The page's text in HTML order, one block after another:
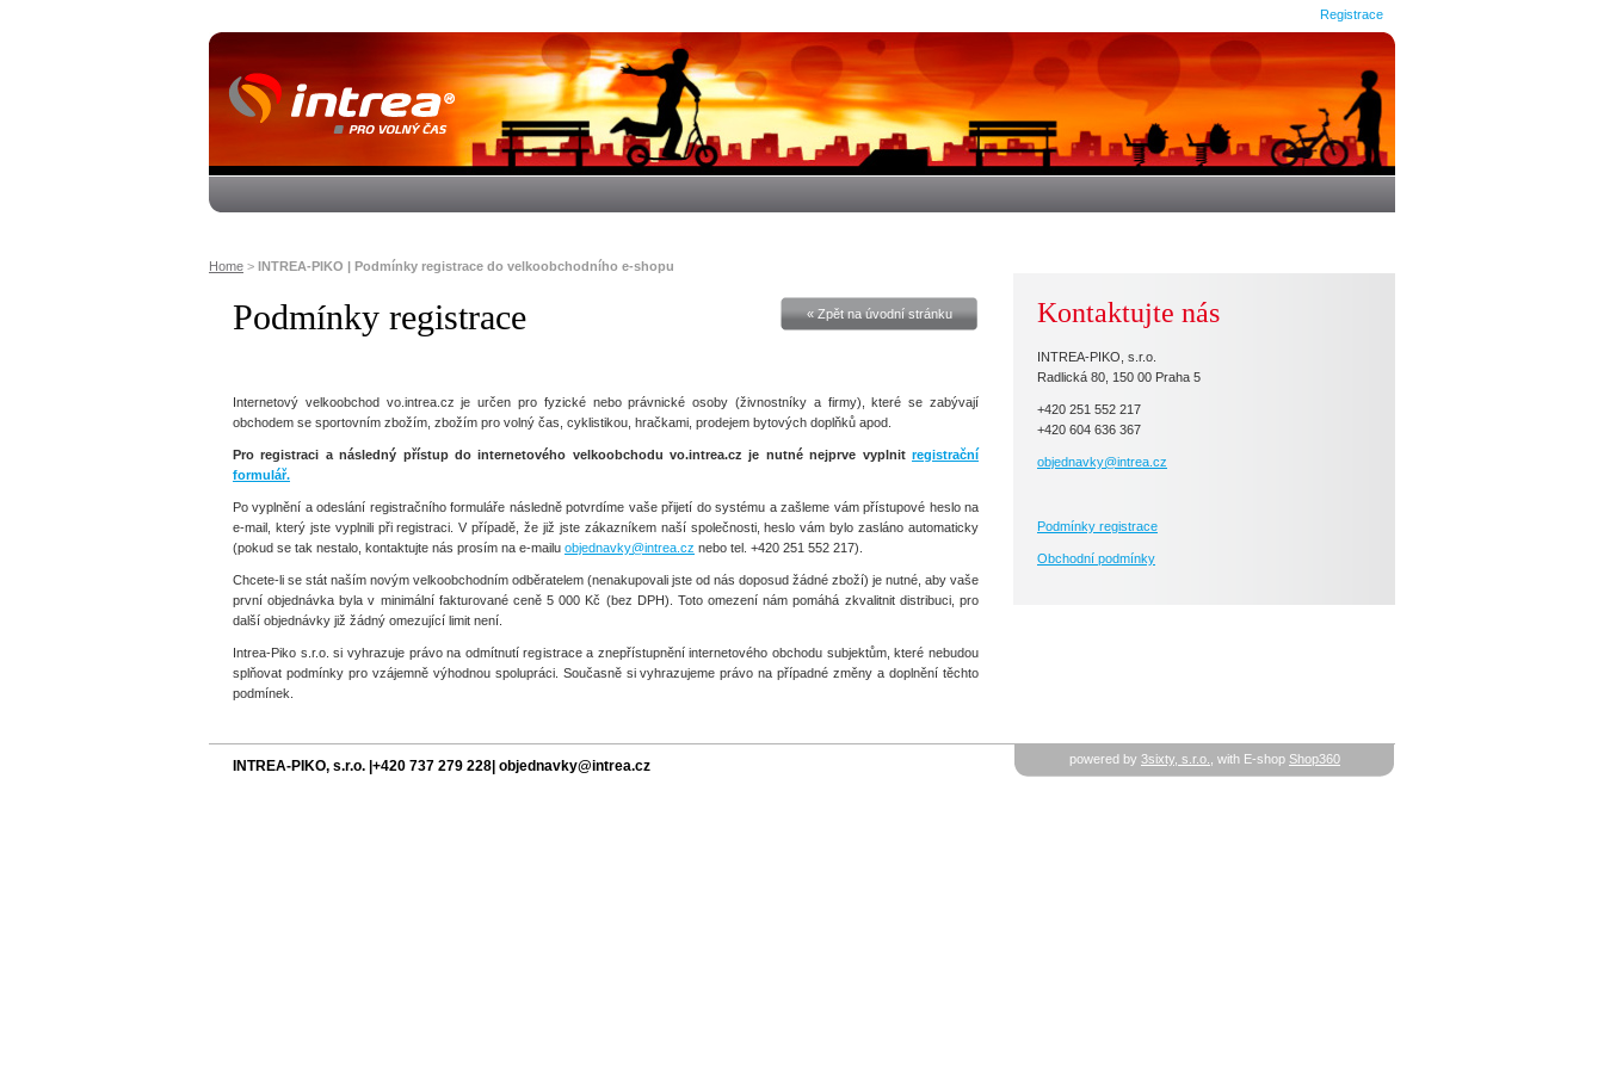
Úvodní stránka - Intrea-Piko s.r.o.
Registrace
Home > INTREA-PIKO | Podmínky registrace do velkoobchodního e-shopu
Podmínky registrace
Internetový velkoobchod vo.intrea.cz je určen pro fyzické nebo právnické osoby (živnostníky a firmy), které se zabývají
obchodem se sportovním zbožím, zbožím pro volný čas, cyklistikou, hračkami, prodejem bytových doplňků apod.
Pro registraci a následný přístup do internetového velkoobchodu vo.intrea.cz je nutné nejprve vyplnit registrační
formulář.
Po vyplnění a odeslání registračního formuláře následně potvrdíme vaše přijetí do systému a zašleme vám přístupové heslo na
e-mail, který jste vyplnili při registraci. V případě, že již jste zákazníkem naší společnosti, heslo vám bylo zasláno automaticky
(pokud se tak nestalo, kontaktujte nás prosím na e-mailu objednavky@intrea.cz nebo tel. +420 251 552 217).
Chcete-li se stát naším novým velkoobchodním odběratelem (nenakupovali jste od nás doposud žádné zboží) je nutné, aby vaše
první objednávka byla v minimální fakturované ceně 5 000 Kč (bez DPH). Toto omezení nám pomáhá zkvalitnit distribuci, pro
další objednávky již žádný omezující limit není.
Intrea-Piko s.r.o. si vyhrazuje právo na odmítnutí registrace a znepřístupnění internetového obchodu subjektům, které nebudou
splňovat podmínky pro vzájemně výhodnou spolupráci. Současně si vyhrazujeme právo na případné změny a doplnění těchto
podmínek.
« Zpět na úvodní stránku Kontaktujte nás
INTREA-PIKO, s.r.o.
Radlická 80, 150 00 Praha 5
+420 251 552 217
+420 604 636 367
objednavky@intrea.cz
Podmínky registrace
Obchodní podmínky
INTREA-PIKO, s.r.o. |+420 737 279 228| objednavky@intrea.cz powered by 3sixty, s.r.o. , with E-shop Shop360